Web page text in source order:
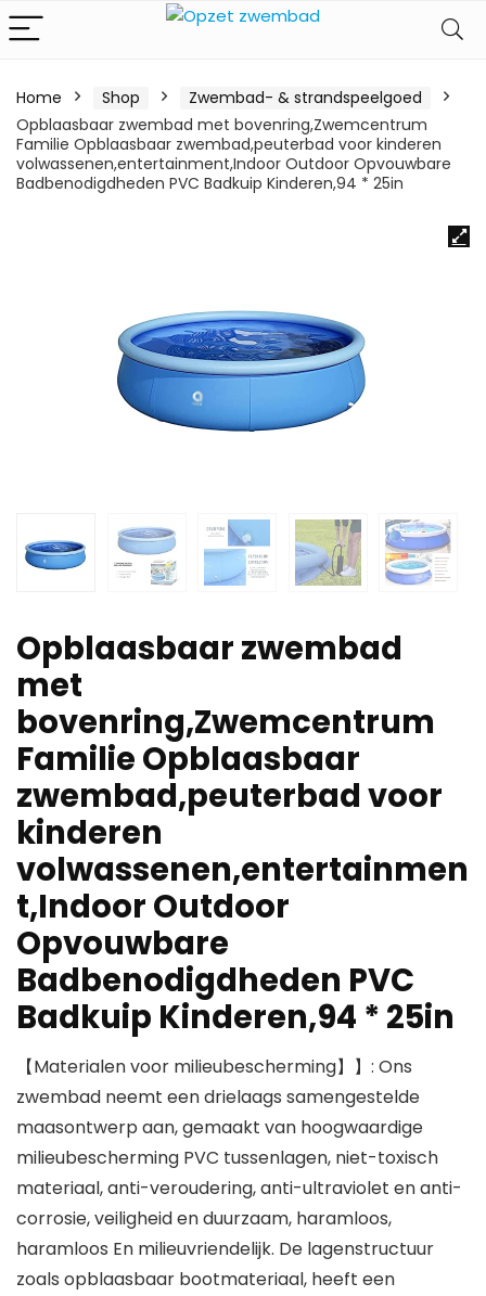
Home Shop
Zwembad- & strandspeelgoed
Opblaasbaar zwembad met bovenring,Zwemcentrum
Familie Opblaasbaar zwembad,peuterbad voor kinderen
volwassenen,entertainment,Indoor Outdoor Opvouwbare
Badbenodigdheden PVC Badkuip Kinderen,94 * 25in
Opblaasbaar zwembad
met
bovenring,Zwemcentrum
Familie Opblaasbaar
zwembad,peuterbad voor
kinderen
volwassenen,entertainmen
t,Indoor Outdoor
Opvouwbare
Badbenodigdheden PVC
Badkuip Kinderen,94 * 25in
【Materialen voor milieubescherming】】: Ons
zwembad neemt een drielaags samengestelde
maasontwerp aan, gemaakt van hoogwaardige
milieubescherming PVC tussenlagen, niet-toxisch
materiaal, anti-veroudering, anti-ultraviolet en anti-
corrosie, veiligheid en duurzaam, haramloos,
haramloos En milieuvriendelijk. De lagenstructuur
zoals opblaasbaar bootmateriaal, heeft een